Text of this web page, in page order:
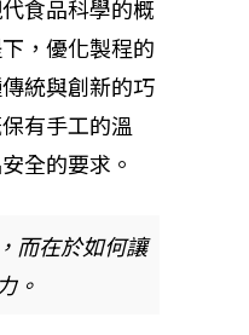
食品科學的概
，優化製程的
統與創新的巧
有手工的溫
全的要求。
而在於如何讓
。